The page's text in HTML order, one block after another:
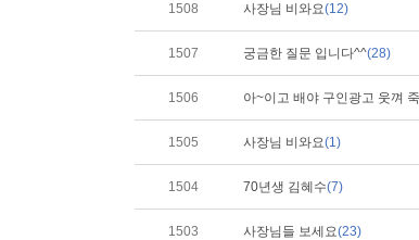
1508 사장님 비와요(12)
1507 궁금한 질문 입니다^^(28)
1506 아~이고 배야 구인광고 웃껴
1505 사장님 비와요(1)
1504 70년생 김혜수(7)
1503 사장님들 보세요(23)